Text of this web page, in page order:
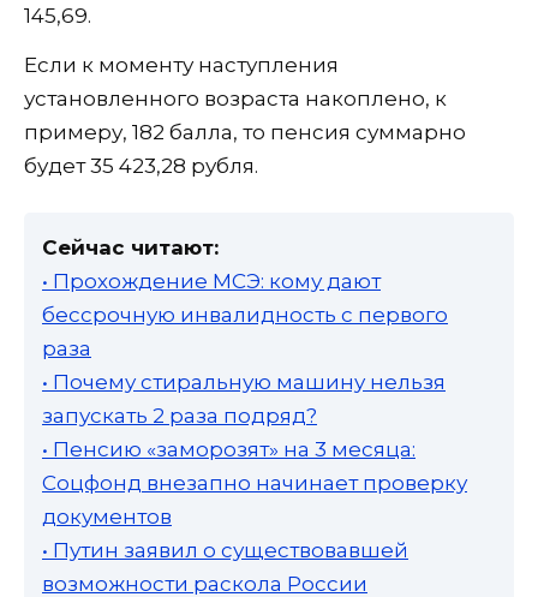
145,69.
Если к моменту наступления
установленного возраста накоплено, к
примеру, 182 балла, то пенсия суммарно
будет 35 423,28 рубля.
Сейчас читают:
• Прохождение МСЭ: кому дают
бессрочную инвалидность с первого
раза
• Почему стиральную машину нельзя
запускать 2 раза подряд?
• Пенсию «заморозят» на 3 месяца:
Соцфонд внезапно начинает проверку
документов
• Путин заявил о существовавшей
возможности раскола России